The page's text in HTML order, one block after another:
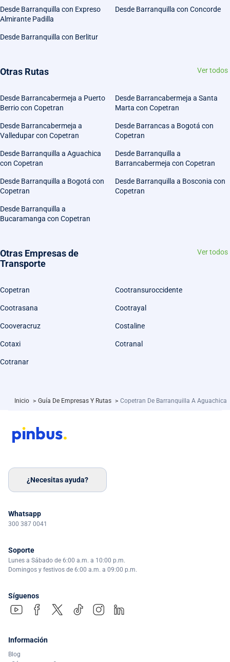
Desde Barranquilla con Expreso
Almirante Padilla
Desde Barranquilla con Concorde
Desde Barranquilla con Berlitur
Otras Rutas Ver todos
Desde Barrancabermeja a Puerto
Berrio con Copetran
Desde Barrancabermeja a Santa
Marta con Copetran
Desde Barrancabermeja a
Valledupar con Copetran
Desde Barrancas a Bogotá con
Copetran
Desde Barranquilla a Aguachica
con Copetran
Desde Barranquilla a
Barrancabermeja con Copetran
Desde Barranquilla a Bogotá con
Copetran
Desde Barranquilla a Bosconia con
Copetran
Desde Barranquilla a
Bucaramanga con Copetran
Otras Empresas de
Transporte
Ver todos
Copetran Cootransuroccidente
Cootrasana Cootrayal
Cooveracruz Costaline
Cotaxi Cotranal
Cotranar
Inicio > Guía De Empresas Y Rutas > Copetran De Barranquilla A Aguachica
¿Necesitas ayuda?
Whatsapp
300 387 0041
Soporte
Lunes a Sábado de 6:00 a.m. a 10:00 p.m.
Domingos y festivos de 6:00 a.m. a 09:00 p.m.
Síguenos
Información
Blog